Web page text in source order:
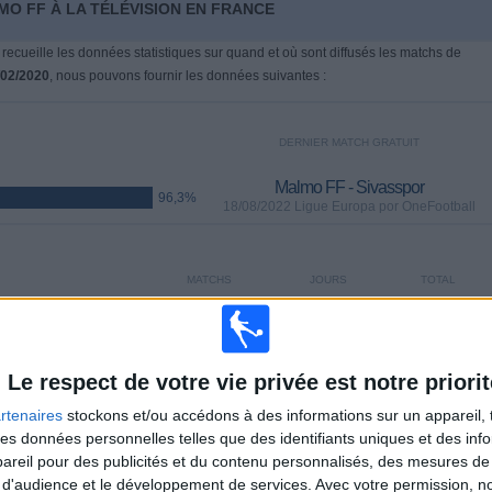
Le respect de votre vie privée est notre
stockons et/ou accédons à des informations sur un appareil,
données personnelles telles que des identifiants uniques et des
pour des publicités et du contenu personnalisés, des mesures
et le développement de services. Avec votre permission,
FF À LA TÉLÉVISION EN FRANCE
les données statistiques sur quand et où sont diffusés les matchs de
2020, nous pouvons fournir les données suivantes :
96,3%
DERNIER MATCH GRATUIT
Malmo FF - Sivasspor
18/08/2022 Ligue Europa por OneFootball
TOTAL
16
JOURS
1450
MATCHS
35
CONSECUTIFS
TOTAL
MAXIMUM
TOTAL